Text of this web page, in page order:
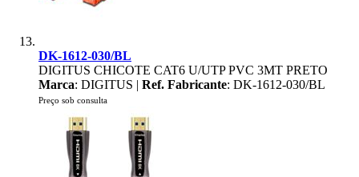
DK-1612-030/BL
DIGITUS CHICOTE CAT6 U/UTP PVC 3MT PRETO
Marca: DIGITUS | Ref. Fabricante: DK-1612-030/BL
Preço sob consulta